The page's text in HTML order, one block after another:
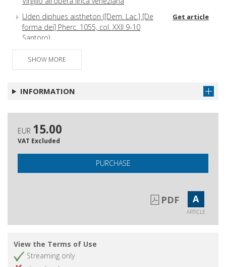
Uden diphues aistheton ([Dem. Lac.] [De
forma dei] Pherc. 1055, col. XXII 9-10
Santoro)
Get article
SHOW MORE
INFORMATION
EUR 15.00
VAT Excluded
PURCHASE
PDF A
ARTICLE
View the Terms of Use
Streaming only